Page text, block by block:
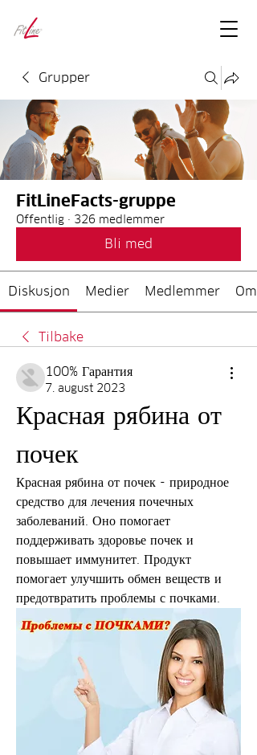
Grupper
FitLineFacts-gruppe
Offentlig · 326 medlemmer
Bli med
Diskusjon Medier Medlemmer Om
Tilbake
100% Гарантия
7. august 2023
Красная рябина от
почек
Красная рябина от почек - природное
средство для лечения почечных
заболеваний. Оно помогает
поддерживать здоровье почек и
повышает иммунитет. Продукт
помогает улучшить обмен веществ и
предотвратить проблемы с почками.